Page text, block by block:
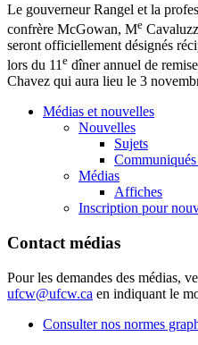
Le gouverneur Rangel et la
confrère McGowan, Me
seront officiellement désignés
lors du 11 e dîner annuel de
Chavez qui aura lieu le 3
Médias et nouvelles
Nouvelles
Sujets
Communiqués
Médias
Affiches
Inscription pour
Contact médias
Pour les demandes des médias,
ufcw@ufcw.ca en indiquant le
Consulter nos normes